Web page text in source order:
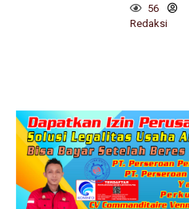
56
Redaksi